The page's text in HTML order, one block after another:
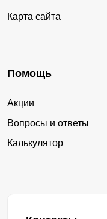
Карта сайта
Помощь
Акции
Вопросы и ответы
Калькулятор